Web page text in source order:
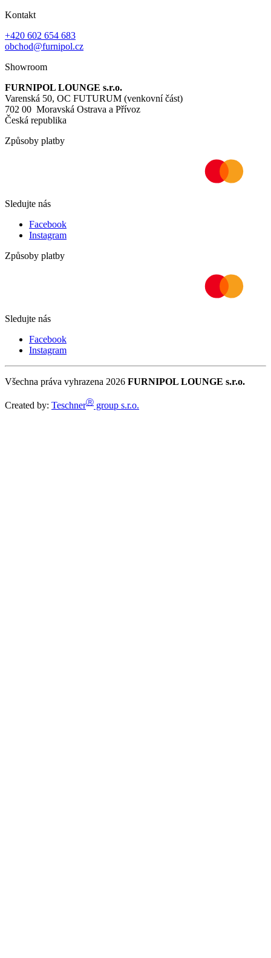
Kontakt
+420 602 654 683
obchod@furnipol.cz
Showroom
FURNIPOL LOUNGE s.r.o.
Varenská 50, OC FUTURUM (venkovní část)
702 00 Moravská Ostrava a Přívoz
Česká republika
Způsoby platby
Sledujte nás
Facebook
Instagram
Způsoby platby
Sledujte nás
Facebook
Instagram
Všechna práva vyhrazena 2026 FURNIPOL LOUNGE s.r.o.
Created by: TeschnerⓇ group s.r.o.